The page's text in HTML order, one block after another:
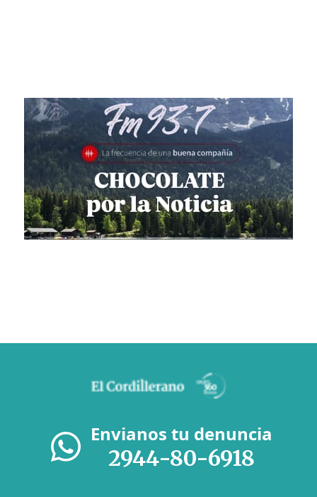
Envianos tu denuncia
2944-80-6918